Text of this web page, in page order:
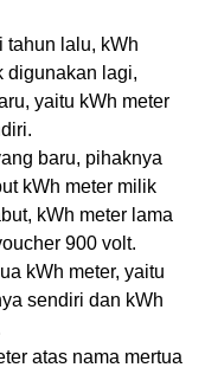
tahun lalu, kWh
digunakan lagi,
yaitu kWh meter
baru, pihaknya
kWh meter milik
kWh meter lama
900 volt.
kWh meter, yaitu
sendiri dan kWh
atas nama mertua